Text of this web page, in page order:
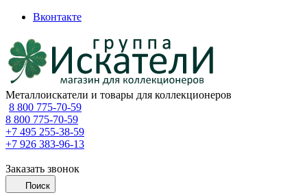
Вконтакте
Металлоискатели и товары для коллекционеров
8 800 775-70-59
8 800 775-70-59
+7 495 255-38-59
+7 926 383-96-13
Заказать звонок
Поиск